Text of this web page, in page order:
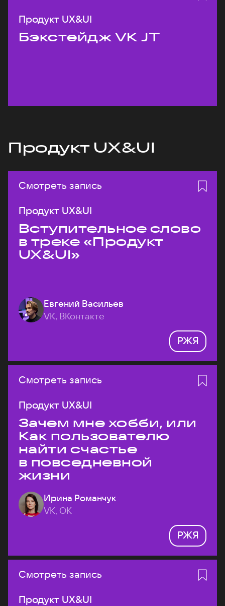
Продукт UX&UI
Бэкстейдж VK JT
Продукт UX&UI
Смотреть запись
Продукт UX&UI
Вступительное слово
в треке «Продукт
UX&UI»
Евгений Васильев
VK, ВКонтакте
РЖЯ
Смотреть запись
Продукт UX&UI
Зачем мне хобби, или
Как пользователю
найти счастье
в повседневной
жизни
Ирина Романчук
VK, ОК
РЖЯ
Смотреть запись
Продукт UX&UI